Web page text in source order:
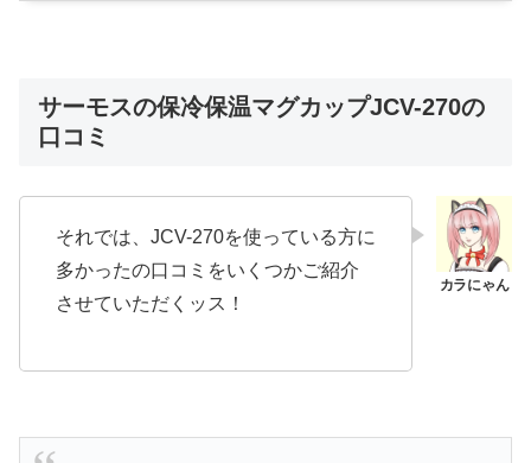
サーモスの保冷保温マグカップJCV-270の
口コミ
それでは、JCV-270を使っている方に
多かったの口コミをいくつかご紹介
させていただくッス！